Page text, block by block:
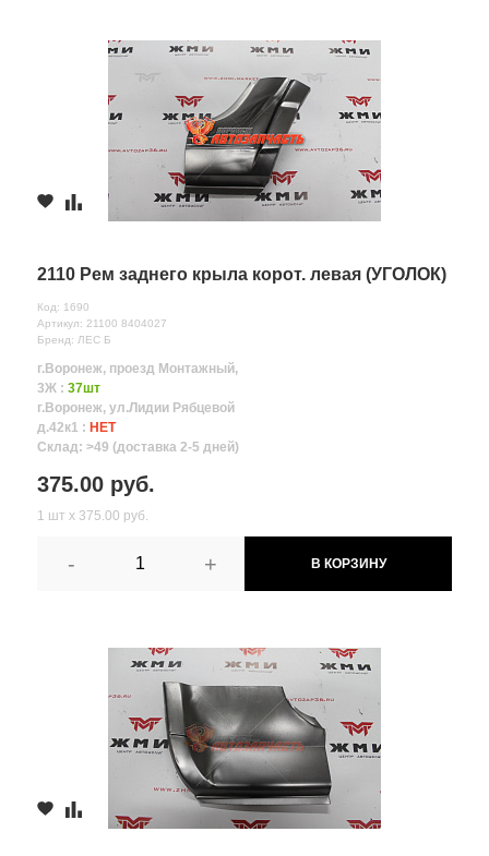
2110 Рем заднего крыла корот. левая (УГОЛОК)
Код: 1690
Артикул: 21100 8404027
Бренд: ЛЕС Б
г.Воронеж, проезд Монтажный,
3Ж : 37шт
г.Воронеж, ул.Лидии Рябцевой
д.42к1 : НЕТ
Склад: >49 (доставка 2-5 дней)
375.00 руб.
1 шт х 375.00 руб.
- + В КОРЗИНУ